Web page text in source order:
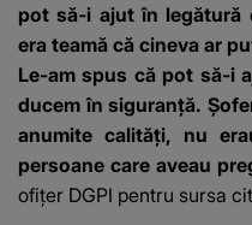
pot să-i ajut în legătură
era teamă că cineva ar
Le-am spus că pot să-i
ducem în siguranţă.
anumite calităţi, nu
persoane care aveau
ofiţer DGPI pentru sursa